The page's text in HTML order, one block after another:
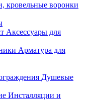
кровельные воронки
Аксессуары для
Арматура для
Душевые
Инсталляции и